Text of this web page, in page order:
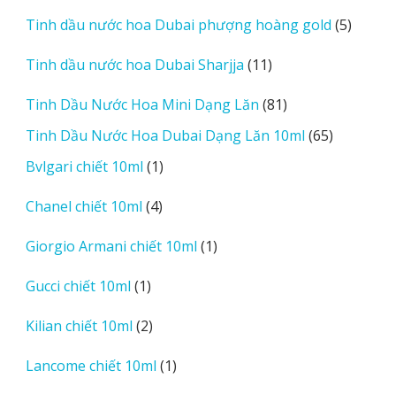
phẩm
Tinh dầu nước hoa Dubai phượng hoàng gold 55
Tinh dầu nước hoa Dubai Sharjja 1111
phẩm
Tinh Dầu Nước Hoa Mini Dạng Lăn 8181
sản
phẩm
Tinh Dầu Nước Hoa Dubai Dạng Lăn 10ml 6565
Bvlgari chiết 10ml 11
phẩm
Chanel chiết 10ml 44
phẩm
Giorgio Armani chiết 10ml 11
Gucci chiết 10ml 11
phẩm
Kilian chiết 10ml 22
phẩm
Lancome chiết 10ml 11